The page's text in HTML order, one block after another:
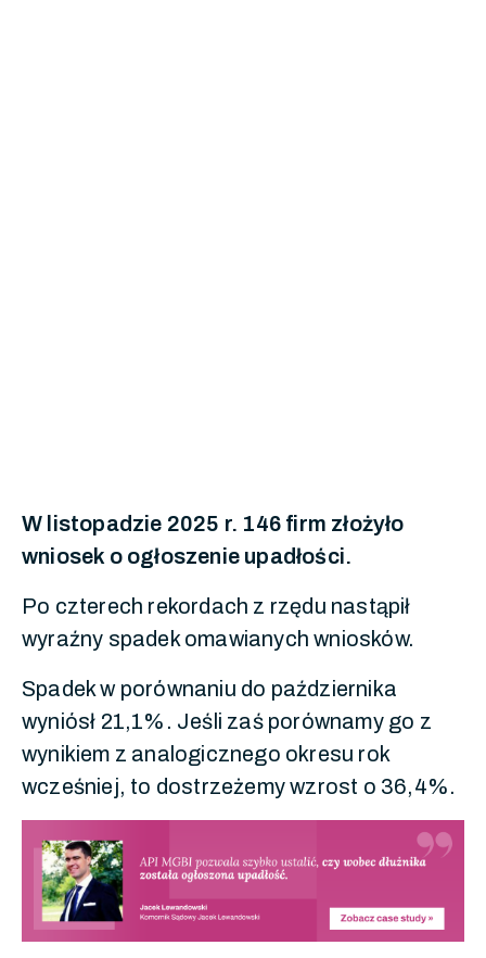
W listopadzie 2025 r. 146 firm złożyło
wniosek o ogłoszenie upadłości.
Po czterech rekordach z rzędu nastąpił
wyraźny spadek omawianych wniosków.
Spadek w porównaniu do października
wyniósł 21,1%. Jeśli zaś porównamy go z
wynikiem z analogicznego okresu rok
wcześniej, to dostrzeżemy wzrost o 36,4%.